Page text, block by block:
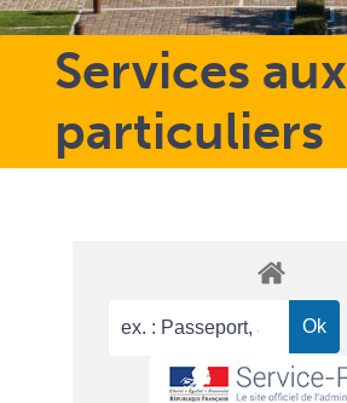
Services aux
particuliers